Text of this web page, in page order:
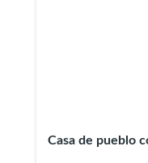
Casa de pueblo